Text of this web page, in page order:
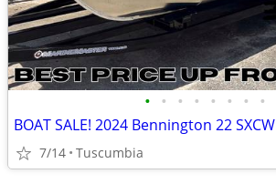
• • • • • • • •
BOAT SALE! 2024 Bennington 22 SXCW
7/14 Tuscumbia